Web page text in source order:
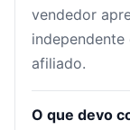
vendedor
afiliado.
O que devo